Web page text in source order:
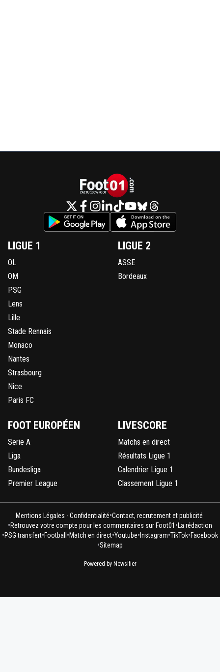
LIGUE 1
OL
OM
PSG
Lens
Lille
Stade Rennais
Monaco
Nantes
Strasbourg
Nice
Paris FC
LIGUE 2
ASSE
Bordeaux
FOOT EUROPÉEN
Serie A
Liga
Bundesliga
Premier League
LIVESCORE
Matchs en direct
Résultats Ligue 1
Calendrier Ligue 1
Classement Ligue 1
Mentions Légales - Confidentialité•Contact, recrutement et publicité
•Retrouvez votre compte pour les commentaires sur Foot01 •La rédaction
•PSG transfert•Football•Match en direct•Youtube•Instagram•TikTok•Facebook
•Sitemap
Powered by Newsifier